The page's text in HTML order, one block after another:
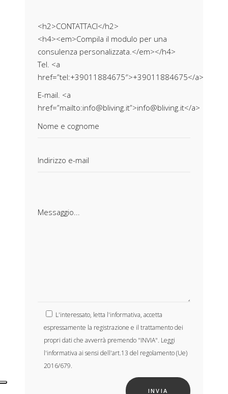
<h2>CONTATTACI</h2>
<h4><em>Compila il modulo per una
consulenza personalizzata.</em></h4>
Tel. <a
href=”tel:+39011884675″>+39011884675</a>
E-mail. <a
href=”mailto:info@bliving.it”>info@bliving.it</a>
L'interessato, letta l'informativa, accetta
espressamente la registrazione e il trattamento dei
propri dati che avverrà premendo "INVIA". Leggi
l'informativa ai sensi dell'art.13 del regolamento (Ue)
2016/679.